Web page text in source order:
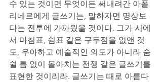
수 있는 것이면 무엇이든 써내려간 아폴
리네르에게 글쓰기는, 말하자면 명상보
다는 전투에 가까웠을 것이다. 그가 시에
서 마침표, 쉼표 같은 구두점을 없앤 것
도, 우아하고 예술적인 의도가 아니라 숨
쉴 틈 없이 몰아치는 전쟁 같은 글쓰기를
표현한 것이리라. 글쓰기는 때로 아름다